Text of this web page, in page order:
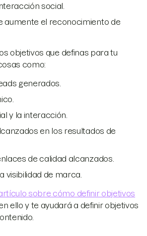
social.
aumente el reconocimiento de
objetivos que definas para tu
como:
generados.
y la interacción.
en los resultados de
de calidad alcanzados.
visibilidad de marca.
sobre cómo definir objetivos
ello y te ayudará a definir objetivos